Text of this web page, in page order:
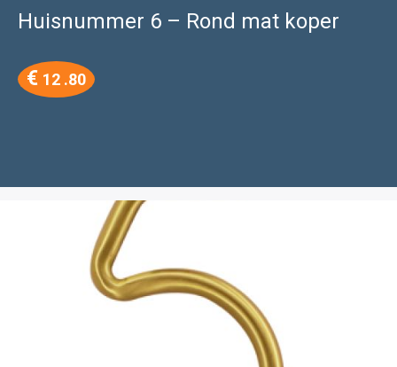
Huisnummer 6 – Rond mat koper
€ 12 .80